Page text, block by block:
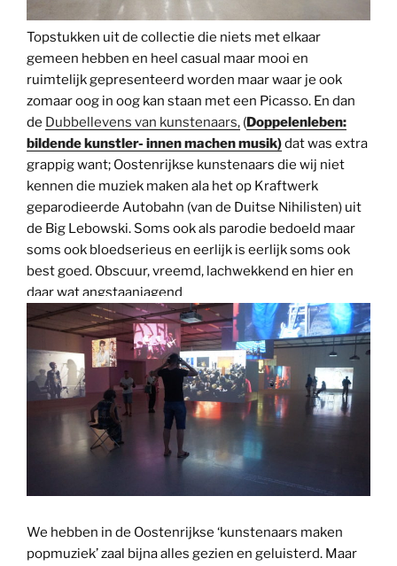
Topstukken uit de collectie die niets met elkaar
gemeen hebben en heel casual maar mooi en
ruimtelijk gepresenteerd worden maar waar je ook
zomaar oog in oog kan staan met een Picasso. En dan
de Dubbellevens van kunstenaars, (Doppelenleben:
bildende kunstler- innen machen musik)dat was extra
grappig want; Oostenrijkse kunstenaars die wij niet
kennen die muziek maken ala het op Kraftwerk
geparodieerde Autobahn (van de Duitse Nihilisten) uit
de Big Lebowski. Soms ook als parodie bedoeld maar
soms ook bloedserieus en eerlijk is eerlijk soms ook
best goed. Obscuur, vreemd, lachwekkend en hier en
daar wat angstaanjagend
We hebben in de Oostenrijkse ‘kunstenaars maken
popmuziek’ zaal bijna alles gezien en geluisterd. Maar